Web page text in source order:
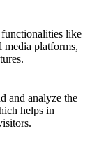
like
media platforms,
and analyze the
helps in